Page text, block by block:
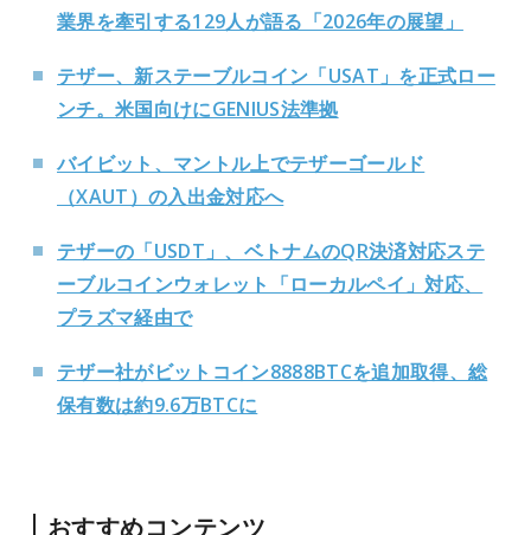
業界を牽引する129人が語る「2026年の展望」
テザー、新ステーブルコイン「USAT」を正式ロー
ンチ。米国向けにGENIUS法準拠
バイビット、マントル上でテザーゴールド
（XAUT）の入出金対応へ
テザーの「USDT」、ベトナムのQR決済対応ステ
ーブルコインウォレット「ローカルペイ」対応、
プラズマ経由で
テザー社がビットコイン8888BTCを追加取得、総
保有数は約9.6万BTCに
おすすめコンテンツ